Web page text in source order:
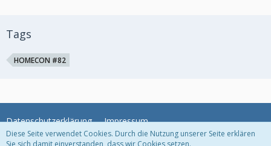
Tags
HOMECON #82
Datenschutzerklärung Impressum
Diese Seite verwendet Cookies. Durch die Nutzung unserer Seite erklären
Sie sich damit einverstanden, dass wir Cookies setzen.